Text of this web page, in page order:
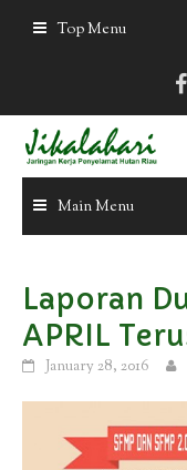
Top Menu
Main Menu
Laporan
APRIL
January 28, 2016